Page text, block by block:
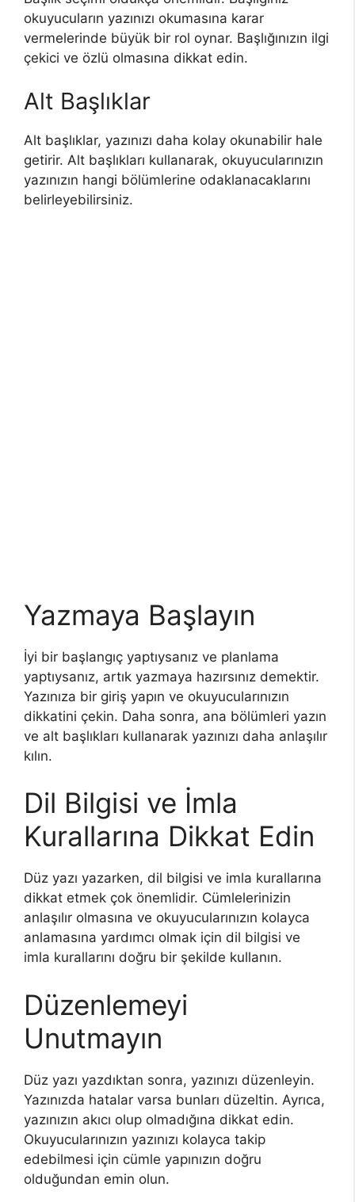
okuyucuların yazınızı okumasına karar
vermelerinde büyük bir rol oynar. Başlığınızın ilgi
çekici ve özlü olmasına dikkat edin.
Alt Başlıklar
Alt başlıklar, yazınızı daha kolay okunabilir hale
getirir. Alt başlıkları kullanarak, okuyucularınızın
yazınızın hangi bölümlerine odaklanacaklarını
belirleyebilirsiniz.
Yazmaya Başlayın
İyi bir başlangıç yaptıysanız ve planlama
yaptıysanız, artık yazmaya hazırsınız demektir.
Yazınıza bir giriş yapın ve okuyucularınızın
dikkatini çekin. Daha sonra, ana bölümleri yazın
ve alt başlıkları kullanarak yazınızı daha anlaşılır
kılın.
Dil Bilgisi ve İmla
Kurallarına Dikkat Edin
Düz yazı yazarken, dil bilgisi ve imla kurallarına
dikkat etmek çok önemlidir. Cümlelerinizin
anlaşılır olmasına ve okuyucularınızın kolayca
anlamasına yardımcı olmak için dil bilgisi ve
imla kurallarını doğru bir şekilde kullanın.
Düzenlemeyi
Unutmayın
Düz yazı yazdıktan sonra, yazınızı düzenleyin.
Yazınızda hatalar varsa bunları düzeltin. Ayrıca,
yazınızın akıcı olup olmadığına dikkat edin.
Okuyucularınızın yazınızı kolayca takip
edebilmesi için cümle yapınızın doğru
olduğundan emin olun.